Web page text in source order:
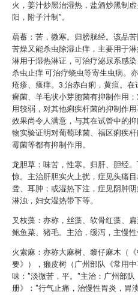
火，姜汁炒黑治湿热，盐酒炒黑制
阳，附子汁制”。
萹蓄：苦，微寒。归膀胱经。该品苦
苦燥又能杀虫除湿止痒，主要用于
淋用于湿热淋证，可治疗泌尿系感染
杀虫止痒 可治疗蛲虫等寄生虫病。
疮疹、瘙痒。3.治赤白痢，黄疸。在
癣菌、羊毛状小芽胞菌有抑制作用
用较弱，对其他痢疾杆菌的抑制作
效果尚令人满意，与其在试管中的
物实验证明对葡萄球菌、福区痢疾
霉菌等都有抑制作用。
龙胆草：味苦，性寒。归肝、胆经
惊。主治肝胆实火上扰，症见头痛
聋、耳肿；或湿热下注，症见阴肿
淋浊，妇女湿热带下等。
叉枝藻：亦称，丝藻、软骨红藻、扁
鲍鱼菜、猪毛。主治，缓泻，主慢性
火索麻：亦称大麻树、黎仔麻木（
要》），癞皮树（广州部队《常用
味："淡微苦，平。"主治：广州部队
册》："行气止痛，治慢性胃炎，胃